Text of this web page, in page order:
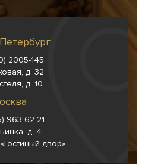
2005-145
д. 32
д. 10
963-62-21
д. 4
двор»